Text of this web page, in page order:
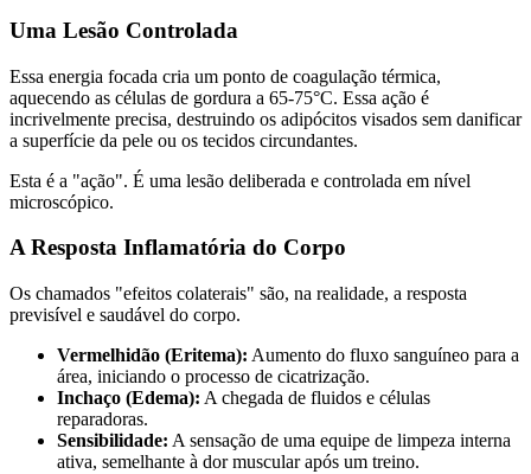
Uma Lesão Controlada
Essa energia focada cria um ponto de coagulação térmica,
aquecendo as células de gordura a 65-75°C. Essa ação é
incrivelmente precisa, destruindo os adipócitos visados sem danificar
a superfície da pele ou os tecidos circundantes.
Esta é a "ação". É uma lesão deliberada e controlada em nível
microscópico.
A Resposta Inflamatória do Corpo
Os chamados "efeitos colaterais" são, na realidade, a resposta
previsível e saudável do corpo.
Vermelhidão (Eritema): Aumento do fluxo sanguíneo para a
área, iniciando o processo de cicatrização.
Inchaço (Edema): A chegada de fluidos e células
reparadoras.
Sensibilidade: A sensação de uma equipe de limpeza interna
ativa, semelhante à dor muscular após um treino.